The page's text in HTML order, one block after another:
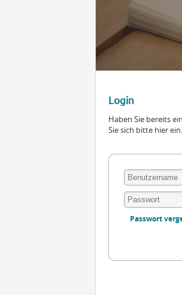
Login
Haben Sie bereits
Sie sich bitte hier ein.
Passwort